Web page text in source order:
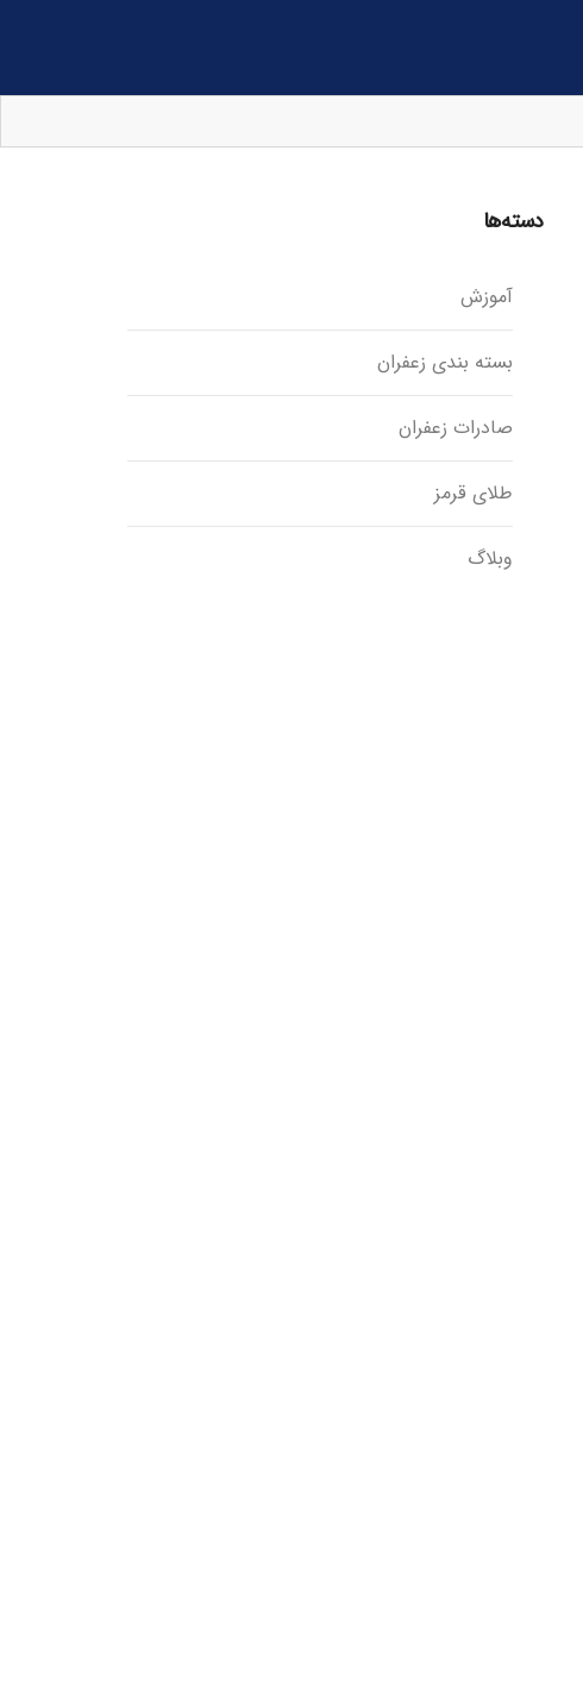
دسته‌ها
آموزش
بسته بندی زعفران
صادرات زعفران
طلای قرمز
وبلاگ